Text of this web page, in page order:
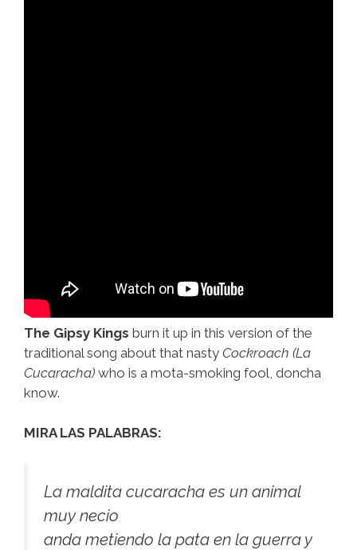
The Gipsy Kings burn it up in this version of the
traditional song about that nasty Cockroach (La
Cucaracha) who is a mota-smoking fool, doncha
know.
MIRA LAS PALABRAS:
La maldita cucaracha es un animal
muy necio
anda metiendo la pata en la guerra y